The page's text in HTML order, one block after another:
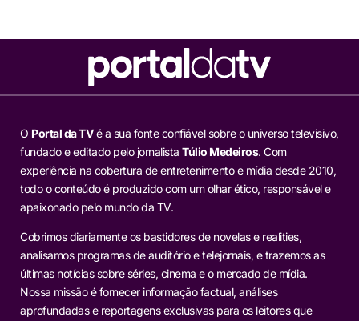
O Portal da TVé a sua fonte confiável sobre o universo televisivo,
fundado e editado pelo jornalista Túlio Medeiros. Com
experiência na cobertura de entretenimento e mídia desde 2010,
todo o conteúdo é produzido com um olhar ético, responsável e
apaixonado pelo mundo da TV.
Cobrimos diariamente os bastidores de novelas e realities,
analisamos programas de auditório e telejornais, e trazemos as
últimas notícias sobre séries, cinema e o mercado de mídia.
Nossa missão é fornecer informação factual, análises
aprofundadas e reportagens exclusivas para os leitores que